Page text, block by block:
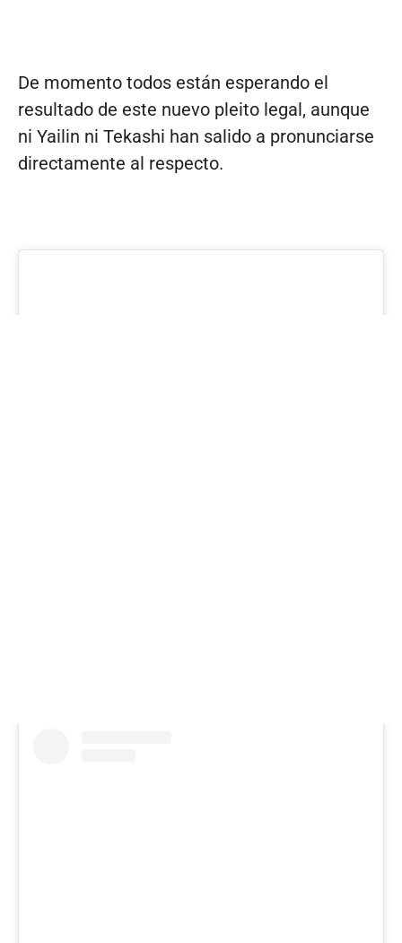
De momento todos están esperando el
resultado de este nuevo pleito legal, aunque
ni Yailin ni Tekashi han salido a pronunciarse
directamente al respecto.